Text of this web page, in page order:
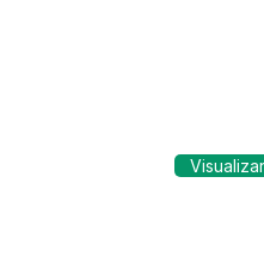
Visualizar